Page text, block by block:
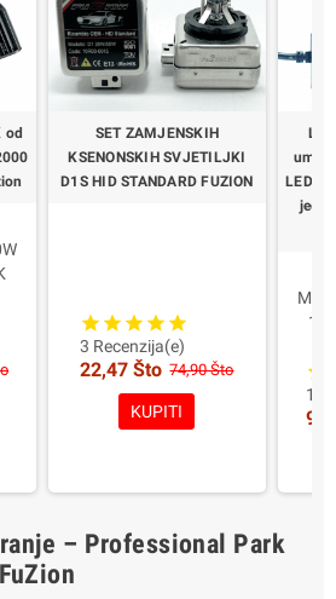
od
s
SET ZAMJENSKIH
KSENONSKIH SVJETILJKI
D1S HID STANDARD FUZION
12V 35/55W
Boja po izboru!
Garancija: 1 godina
3 Recenzija(e)
22,47 Što 74,90 Što
KUPITI
LED
1
– Professional Park